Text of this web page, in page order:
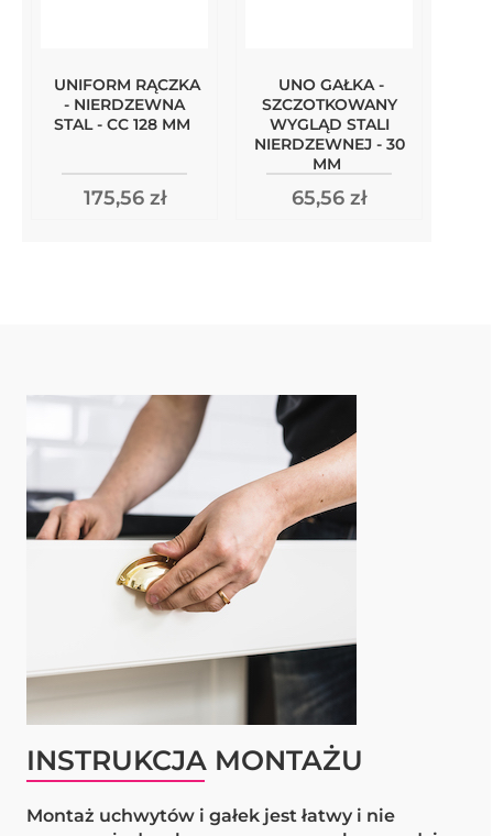
UNIFORM RĄCZKA
- NIERDZEWNA
STAL - CC 128 MM
175,56 zł
UNO GAŁKA -
SZCZOTKOWANY
WYGLĄD STALI
NIERDZEWNEJ - 30
MM
65,56 zł
INSTRUKCJA MONTAŻU
Montaż uchwytów i gałek jest łatwy i nie